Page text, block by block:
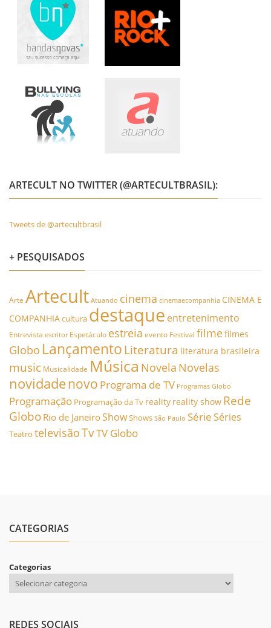
ARTECULT NO TWITTER (@ARTECULTBRASIL):
Tweets de @artecultbrasil
+ PESQUISADOS
Arte Artecult Atuando cinema cinemaecompanhia CINEMA E
COMPANHIAcultura destaque entretenimento
Entrevista escritor Espetáculo estreia evento Festival filmefilmes
Globo Lançamento Literatura literatura brasileira
music Musicalidade Música Novela Novelas
novidadenovo Programa de TV Programas Globo
Programação Programação da Tv reality reality show Rede
Globo Rio de JaneiroShowShows São Paulo SérieSéries
Teatro televisãoTvTV Globo
CATEGORIAS
Categorias
REDES SOCIAIS